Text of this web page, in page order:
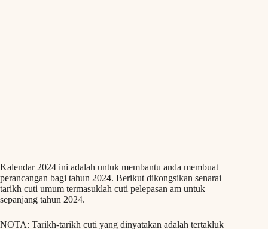
Kalendar 2024 ini adalah untuk membantu anda membuat
perancangan bagi tahun 2024. Berikut dikongsikan senarai
tarikh cuti umum termasuklah cuti pelepasan am untuk
sepanjang tahun 2024.
NOTA: Tarikh-tarikh cuti yang dinyatakan adalah tertakluk